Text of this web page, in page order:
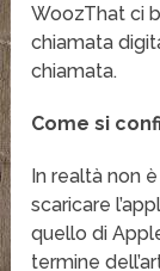
WoozThat ci
chiamata
chiamata.
Come si
In realtà non
scaricare
quello di
termine